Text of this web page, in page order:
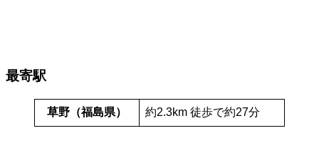
最寄駅
草野（福島県） 約2.3km 徒歩で約27分